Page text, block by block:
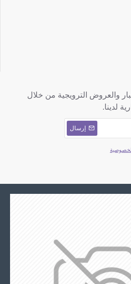
والعروض الترويجية من خلال
لدينا.
إرسال